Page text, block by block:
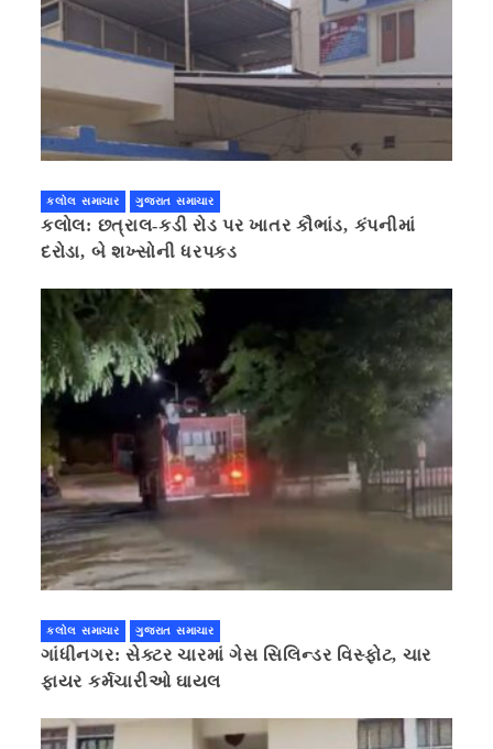
કલોલ સમાચાર ગુજરાત સમાચાર
કલોલ: છત્રાલ-કડી રોડ પર ખાતર કૌભાંડ, કંપનીમાં
દરોડા, બે શખ્સોની ધરપકડ
કલોલ સમાચાર ગુજરાત સમાચાર
ગાંધીનગર: સેક્ટર ચારમાં ગેસ સિલિન્ડર વિસ્ફોટ, ચાર
ફાયર કર્મચારીઓ ઘાયલ